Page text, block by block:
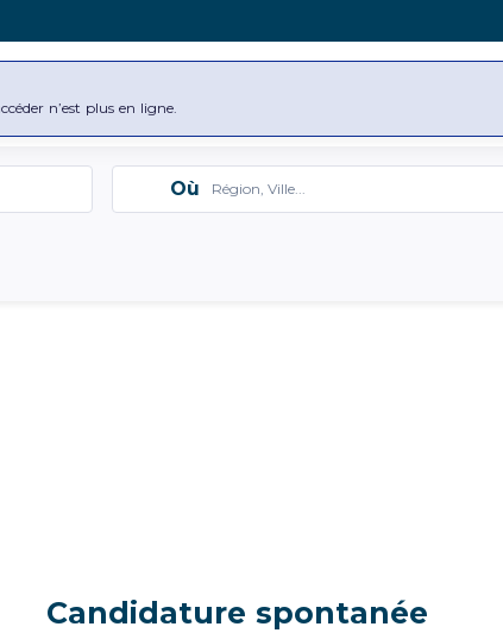
n’est plus en ligne.
Search
Où
Candidature spontanée